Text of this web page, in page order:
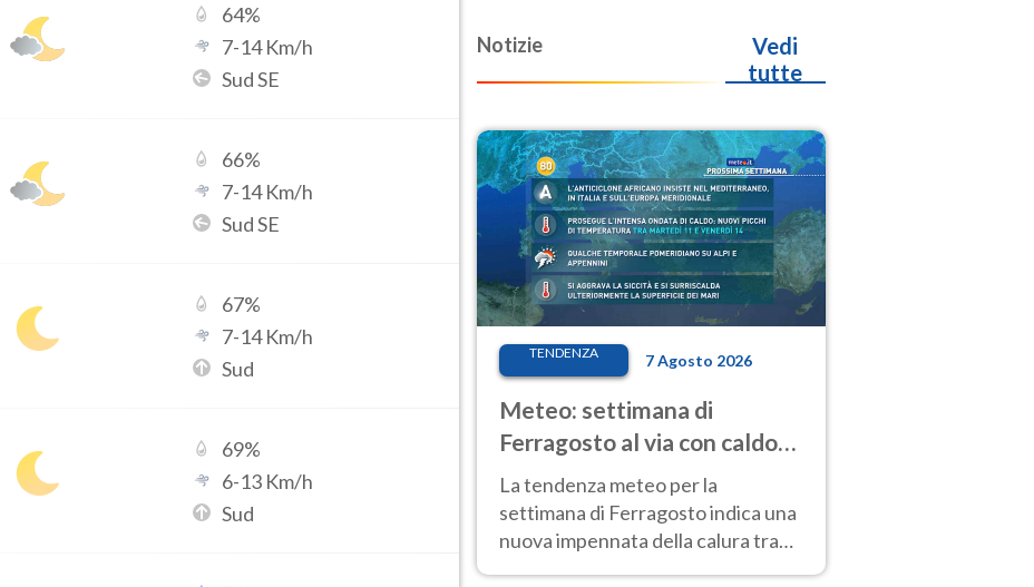
64%
7-14Km/h
Sud SE
66%
7-14Km/h
Sud SE
67%
7-14Km/h
Sud
69%
6-13 Km/h
Sud
Notizie
Vedi
tutte
TENDENZA 7 Agosto 2026
Meteo: settimana di
Ferragosto al via con caldo
intenso e qualche temporale
La tendenza meteo per la
settimana di Ferragosto indica una
nuova impennata della calura tra